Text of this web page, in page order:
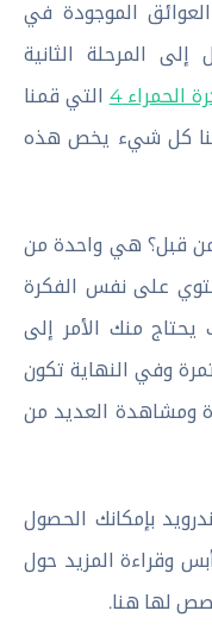
الموجودة في
المرحلة الثانية
الحمراء 4
التي قمنا
كل شيء يخص هذه
قبل؟ هي واحدة من
على نفس الفكرة
يحتاج منك الأمر إلى
وفي النهاية تكون
ومشاهدة العديد من
بإمكانك الحصول
وقراءة المزيد حول
لها هنا.